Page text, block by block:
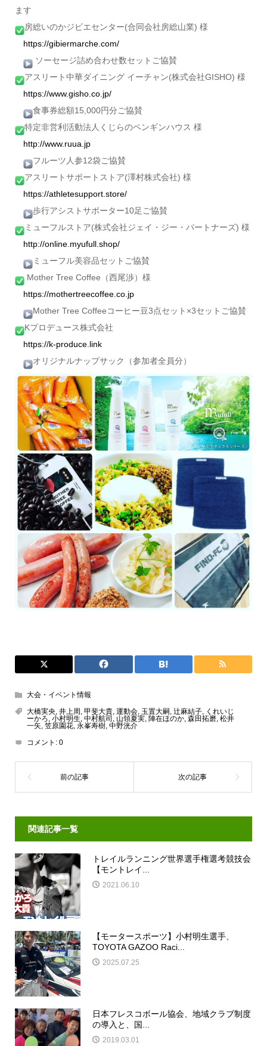
ます
房総いのかジビエセンター(合同会社房総山業) 様
https://gibiermarche.com/
ソーセージ詰め合わせ数セットご協賛
アスリート中華ダイニング イーチャン(株式会社GISHO) 様
https://www.gisho.co.jp/
食事券総額15,000円分ご協賛
特定非営利活動法人くじらのペンギンハウス 様
http://www.ruua.jp
フルーツ人参12袋ご協賛
アスリートサポートストア(澤村株式会社) 様
https://athletesupport.store/
歩行アシストサポーター10足ご協賛
ミューフルストア(株式会社ジェイ・ジー・パートナーズ) 様
http://online.myufull.shop/
ミューフル美容品セットご協賛
Mother Tree Coffee（西尾渉）様
https://mothertreecoffee.co.jp
Mother Tree Coffeeコーヒー豆3点セット×3セットご協賛
Kプロデュース株式会社
https://k-produce.link
オリジナルナップサック（参加者全員分）
大会・イベント情報
大橋実央, 井上周 , 甲斐大貴, 運動会, 玉置大嗣 , 辻麻結子, くれいじ
ーかろ, 小村明生, 中村航司 , 山領夏実, 陣在ほのか, 森田拓磨, 松井
一矢, 笠原園花, 永峯寿樹, 中野洸介
コメント: 0
関連記事一覧
トレイルランニング世界選手権選考競技会
【モントレイ...
2021.06.10
【モータースポーツ】小村明生選手、
TOYOTA GAZOO Raci...
2025.07.25
日本フレスコボール協会、地域クラブ制度
の導入と、国...
2019.03.01